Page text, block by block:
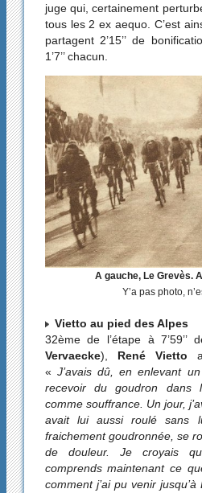
juge qui, certainement
tous les 2 ex aequo. C’est
partagent 2’15’’ de
1’7’’ chacun.
A gauche, Le Grevès.
Y’a pas photo,
Vietto au pied des Alpes
32ème de l’étape à 7’59’’
Vervaecke), René Vietto
« J’avais dû, en enlevant
recevoir du goudron dans
comme souffrance. Un jour,
avait lui aussi roulé sans
fraichement goudronnée, se
de douleur. Je croyais
comprends maintenant ce
comment j’ai pu venir